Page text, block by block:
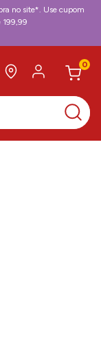
no site*. Use cupom
199,99
0